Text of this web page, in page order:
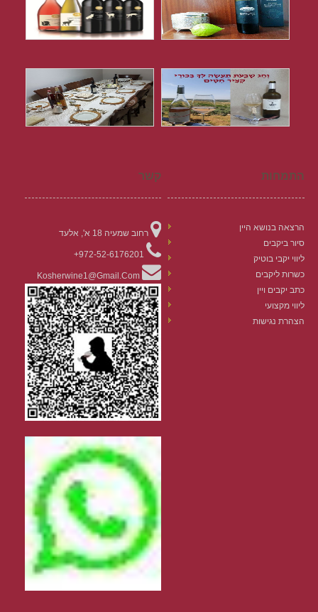
התמחות
הרצאה בנושא היין
סיור ביקבים
ליווי יקבי בוטיק
כשרות ליקבים
כתב יקבים ויין
ליווי מקצועי
הצהרת נגישות
קשר
רחוב שמעיה 18 א', אלעד
972-52-6176201+
Kosherwine1@gmail.com